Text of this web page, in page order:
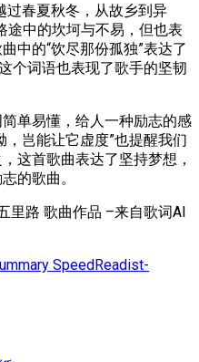
过春夏秋冬，从故乡到异
途中的坎坷与不易，但也表
中的“饮尽那份孤独”表达了
个词语也表现了歌手的坚韧
单易懂，给人一种励志的感
岂能让它虚度”也提醒我们
这首歌曲表达了坚持梦想，
的歌曲。
里路 歌曲作品 –来自歌词AI
SpeedReadist-